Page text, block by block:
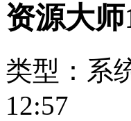
资源大师
类型：系
12:57